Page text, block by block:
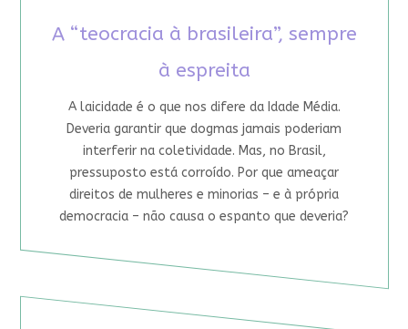
A “teocracia à brasileira”, sempre
à espreita
A laicidade é o que nos difere da Idade Média.
Deveria garantir que dogmas jamais poderiam
interferir na coletividade. Mas, no Brasil,
pressuposto está corroído. Por que ameaçar
direitos de mulheres e minorias – e à própria
democracia – não causa o espanto que deveria?